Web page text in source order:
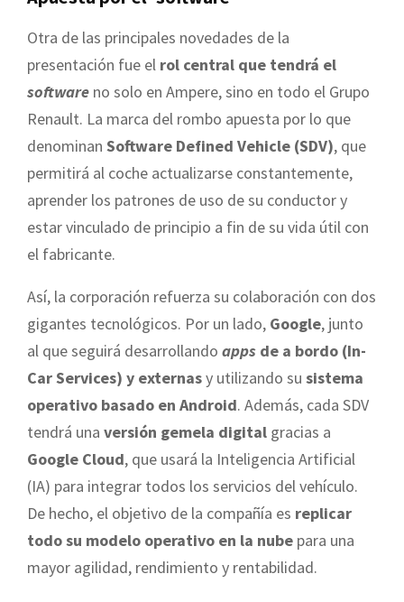
Otra de las principales novedades de la
presentación fue el rol central que tendrá el
software no solo en Ampere, sino en todo el Grupo
Renault. La marca del rombo apuesta por lo que
denominan Software Defined Vehicle (SDV), que
permitirá al coche actualizarse constantemente,
aprender los patrones de uso de su conductor y
estar vinculado de principio a fin de su vida útil con
el fabricante.
Así, la corporación refuerza su colaboración con dos
gigantes tecnológicos. Por un lado, Google, junto
al que seguirá desarrollando apps de a bordo (In-
Car Services) y externasy utilizando su sistema
operativo basado en Android. Además, cada SDV
tendrá una versión gemela digital gracias a
Google Cloud, que usará la Inteligencia Artificial
(IA) para integrar todos los servicios del vehículo.
De hecho, el objetivo de la compañía es replicar
todo su modelo operativo en la nube para una
mayor agilidad, rendimiento y rentabilidad.